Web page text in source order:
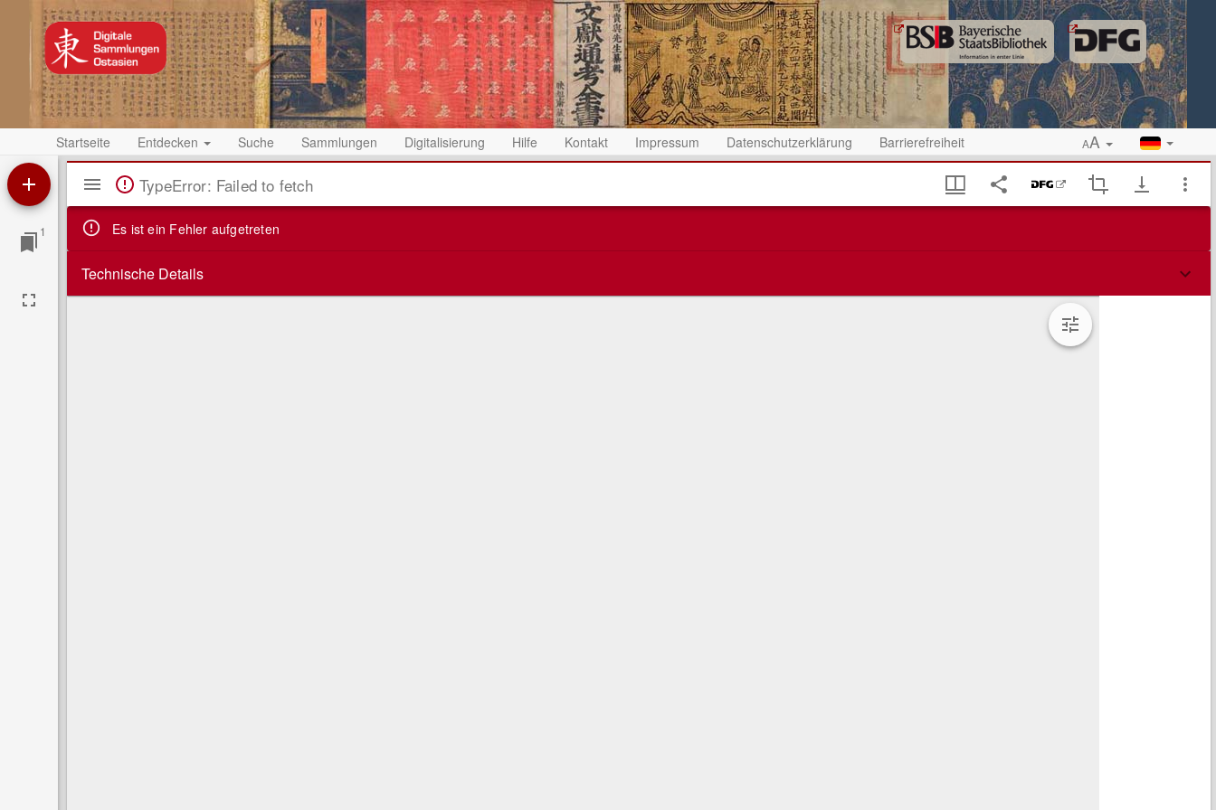
Startseite Entdecken Suche Sammlungen Digitalisierung Hilfe Kontakt Impressum Datenschutzerklärung Barrierefreiheit AA
1
Mirador
ViewerTypeError: Failed to fetch
Es ist ein Fehler aufgetreten
Technische Details